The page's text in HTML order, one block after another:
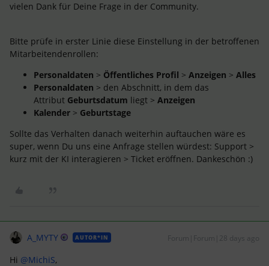
vielen Dank für Deine Frage in der Community.
Bitte prüfe in erster Linie diese Einstellung in der betroffenen
Mitarbeitendenrollen:
Personaldaten > Öffentliches Profil > Anzeigen > Alles
Personaldaten > den Abschnitt, in dem das
Attribut Geburtsdatum liegt > Anzeigen
Kalender > Geburtstage
Sollte das Verhalten danach weiterhin auftauchen wäre es
super, wenn Du uns eine Anfrage stellen würdest: Support >
kurz mit der KI interagieren > Ticket eröffnen. Dankeschön :)
A_MYTY AUTOR*IN Forum|Forum|28 days ago
Hi ​ @MichiS,